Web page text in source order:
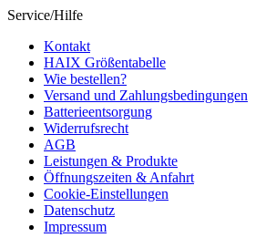
Service/Hilfe
Kontakt
HAIX Größentabelle
Wie bestellen?
Versand und Zahlungsbedingungen
Batterieentsorgung
Widerrufsrecht
AGB
Leistungen & Produkte
Öffnungszeiten & Anfahrt
Cookie-Einstellungen
Datenschutz
Impressum